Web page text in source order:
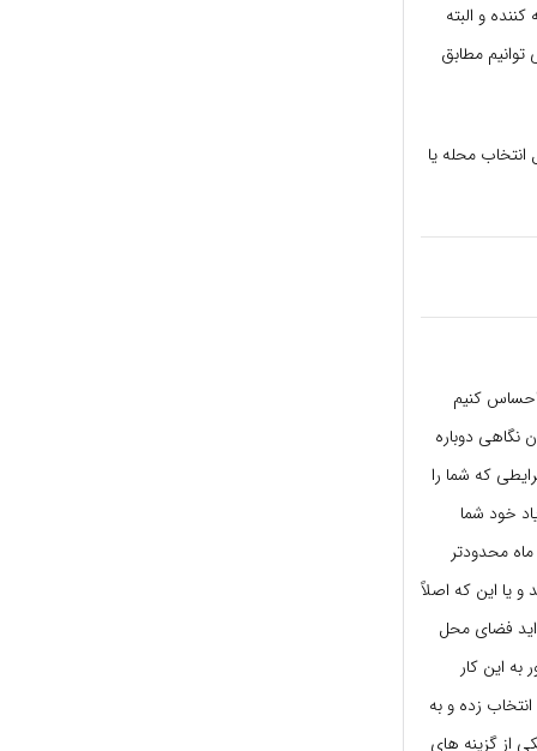
و البته
مطابق
محله یا
کنیم
نگاهی دوباره
که شما را
خود شما
محدودتر
و یا این که اصلاً
اید فضای محل
این کار
زده و به
از گزینه های